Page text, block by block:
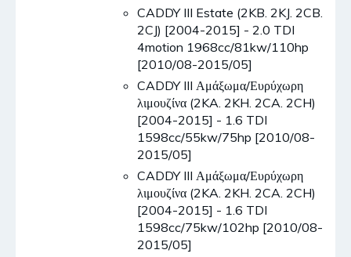
CADDY III Estate (2KB. 2KJ. 2CB.
2CJ) [2004-2015] - 2.0 TDI
4motion 1968cc/81kw/110hp
[2010/08-2015/05]
CADDY III Αμάξωμα/Ευρύχωρη
λιμουζίνα (2KA. 2KH. 2CA. 2CH)
[2004-2015] - 1.6 TDI
1598cc/55kw/75hp [2010/08-
2015/05]
CADDY III Αμάξωμα/Ευρύχωρη
λιμουζίνα (2KA. 2KH. 2CA. 2CH)
[2004-2015] - 1.6 TDI
1598cc/75kw/102hp [2010/08-
2015/05]